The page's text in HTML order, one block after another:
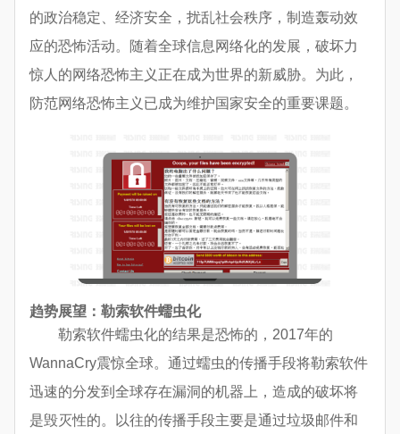
的政治稳定、经济安全，扰乱社会秩序，制造轰动效
应的恐怖活动。随着全球信息网络化的发展，破坏力
惊人的网络恐怖主义正在成为世界的新威胁。为此，
防范网络恐怖主义已成为维护国家安全的重要课题。
趋势展望：勒索软件蠕虫化
勒索软件蠕虫化的结果是恐怖的，2017年的
WannaCry震惊全球。通过蠕虫的传播手段将勒索软件
迅速的分发到全球存在漏洞的机器上，造成的破坏将
是毁灭性的。以往的传播手段主要是通过垃圾邮件和